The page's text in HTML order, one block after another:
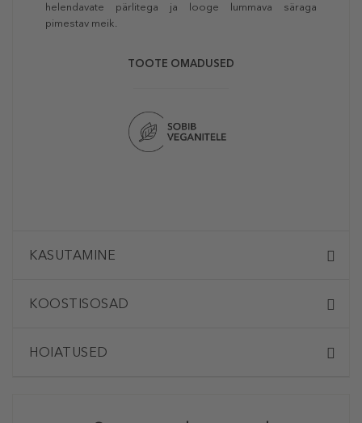
helendavate pärlitega ja looge lummava säraga
pimestav meik.
TOOTE OMADUSED
KASUTAMINE
KOOSTISOSAD
HOIATUSED